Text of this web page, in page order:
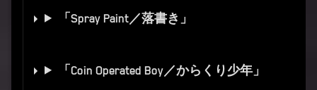
「Spray Paint／落書き」
「Coin Operated Boy／からくり少年」